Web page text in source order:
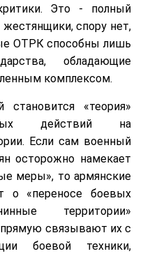
Это - полный
спору нет,
ОТРК способны лишь
обладающие
комплексом.
«теория»
действий на
Если сам военный
осторожно намекает
меры», то армянские
о «переносе боевых
территории»
связывают их с
боевой техники,